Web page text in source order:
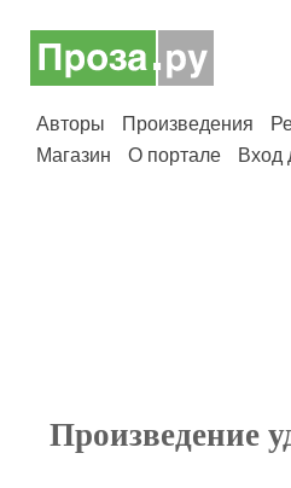
Авторы Произведения
Магазин
О портале Вход
Произведение